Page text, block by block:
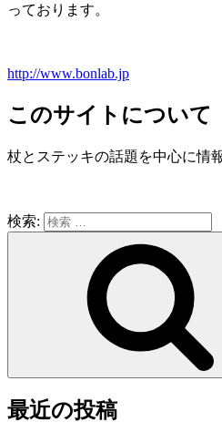
っております。
http://www.bonlab.jp
このサイトについて
杖とステッキの話題を中心に情
検索:
最近の投稿